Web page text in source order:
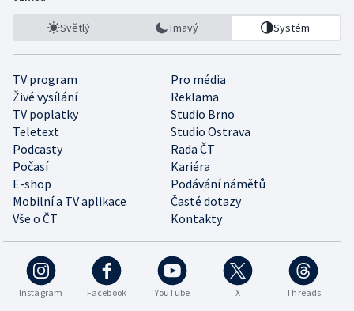
Světlý Tmavý Systém
TV program
Pro média
Živé vysílání
Reklama
TV poplatky
Studio Brno
Teletext
Studio Ostrava
Podcasty
Rada ČT
Počasí
Kariéra
E-shop
Podávání námětů
Mobilní a TV aplikace
Časté dotazy
Vše o ČT
Kontakty
Instagram Facebook YouTube X Threads